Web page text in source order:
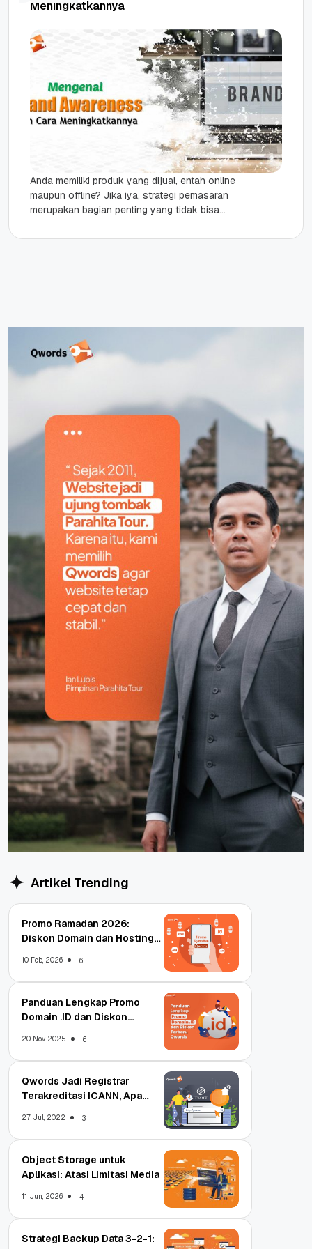
Meningkatkannya
Anda memiliki produk yang dijual, entah online
maupun offline? Jika iya, strategi pemasaran
merupakan bagian penting yang tidak bisa
produk,...
Artikel Trending
Promo Ramadan 2026:
Diskon Domain dan Hosting
10 Feb, 2026 6
Panduan Lengkap Promo
Domain .ID dan Diskon
20 Nov, 2025 6
Qwords Jadi Registrar
Terakreditasi ICANN, Apa
27 Jul, 2022 3
Object Storage untuk
Aplikasi: Atasi Limitasi Media
11 Jun, 2026 4
Strategi Backup Data 3-2-1: